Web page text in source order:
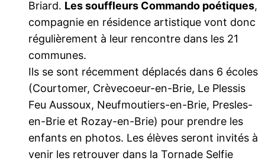
Briard. Les souffleurs Commando poétiques,
compagnie en résidence artistique vont donc
régulièrement à leur rencontre dans les 21
communes.
Ils se sont récemment déplacés dans 6 écoles
(Courtomer, Crèvecoeur-en-Brie, Le Plessis
Feu Aussoux, Neufmoutiers-en-Brie, Presles-
en-Brie et Rozay-en-Brie) pour prendre les
enfants en photos. Les élèves seront invités à
venir les retrouver dans la Tornade Selfie